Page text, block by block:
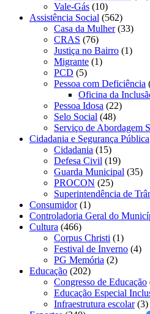
Vale-Gás (10)
Assistência Social (562)
Casa da Mulher(33)
CRAS (76)
Justiça no Bairro (1)
Migrante (1)
PCD (5)
Pessoa com Deficiência
Oficina da
Pessoa Idosa (22)
Selo Social (48)
Serviço de Abordagem
Cidadania e Segurança Pública
Cidadania (15)
Defesa Civil (19)
Guarda Municipal (35)
PROCON (25)
Superintendência de
Consumidor(1)
Controladoria Geral do
Cultura (466)
Corpus Christi (1)
Festival de Inverno (4)
PG Memória (2)
Educação (202)
Congresso de Educação
Educação Especial
Infraestrutura escolar(3)